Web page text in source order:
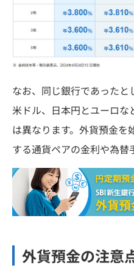
なお、同じ銀行であったと
米ドル、日本円とユーロ
は異なります。外貨預金
する通貨ペアの金利や為替
外貨預金の注意